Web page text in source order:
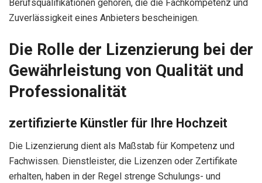
Berufsqualifikationen gehören, die die Fachkompetenz und
Zuverlässigkeit eines Anbieters bescheinigen.
Die Rolle der Lizenzierung bei der
Gewährleistung von Qualität und
Professionalität
zertifizierte Künstler für Ihre Hochzeit
Die Lizenzierung dient als Maßstab für Kompetenz und
Fachwissen. Dienstleister, die Lizenzen oder Zertifikate
erhalten, haben in der Regel strenge Schulungs- und